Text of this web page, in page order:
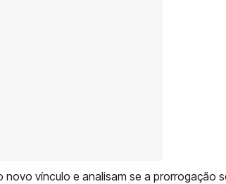
vínculo e analisam se a prorrogação